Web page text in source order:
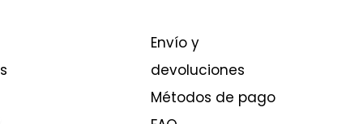
Envío y
devoluciones
Métodos de pago